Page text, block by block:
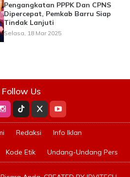
Pengangkatan PPPK Dan CPNS
Dipercepat, Pemkab Barru Siap
Tindak Lanjuti
Selasa, 18 Mar 2025
Follow Us
Redaksi Info Iklan
Kode Etik Undang-Undang Pers